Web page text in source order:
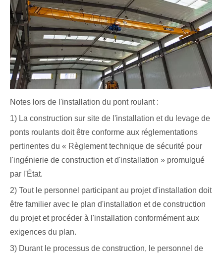
Notes lors de l'installation du pont roulant :
1) La construction sur site de l'installation et du levage de
ponts roulants doit être conforme aux réglementations
pertinentes du « Règlement technique de sécurité pour
l'ingénierie de construction et d'installation » promulgué
par l'État.
2) Tout le personnel participant au projet d'installation doit
être familier avec le plan d'installation et de construction
du projet et procéder à l'installation conformément aux
exigences du plan.
3) Durant le processus de construction, le personnel de